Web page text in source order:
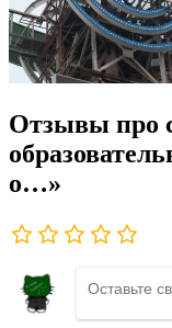
Отзывы про
о…»